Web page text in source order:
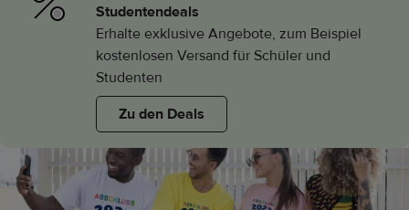
Studentendeals
Erhalte exklusive Angebote, zum Beispiel
kostenlosen Versand für Schüler und
Studenten
Zu den Deals